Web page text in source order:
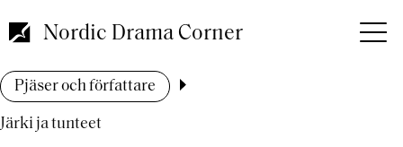
till
huvudinnehåll
Nordic Drama Corner
Länkstig
Pjäser och författare
Järki ja tunteet